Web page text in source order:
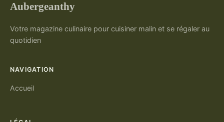
Aubergeanthy
Votre magazine culinaire pour cuisiner malin et se régaler au
quotidien
NAVIGATION
Accueil